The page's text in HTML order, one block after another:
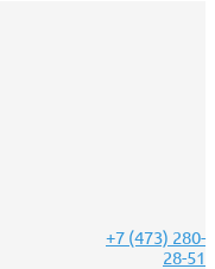
+7 (473) 280-
28-51